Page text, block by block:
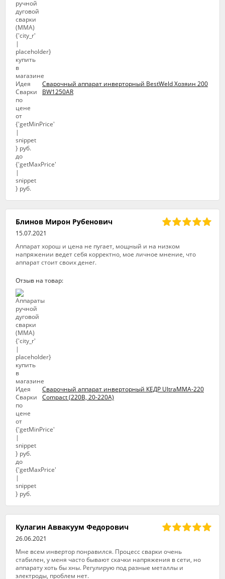
Сварочный аппарат инверторный BestWeld Хозяин 200
BW1250AR
Блинов Мирон Рубенович
15.07.2021
Аппарат хорош и цена не пугает, мощный и на низком
напряжении ведет себя корректно, мое личное мнение, что
аппарат стоит своих денег.
Отзыв на товар:
Сварочный аппарат инверторный КЕДР UltraMMA-220
Compact (220В, 20-220А)
Кулагин Аввакуум Федорович
26.06.2021
Мне всем инвертор понравился. Процесс сварки очень
стабилен, у меня часто бывают скачки напряжения в сети, но
аппарату хоть бы хны. Регулирую под разные металлы и
электроды, проблем нет.